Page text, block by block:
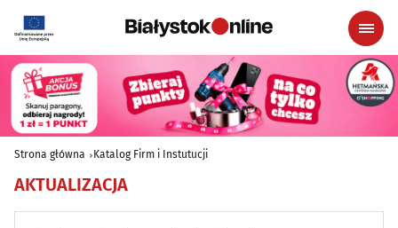
Strona główna Katalog Firm i Instutucji
AKTUALIZACJA